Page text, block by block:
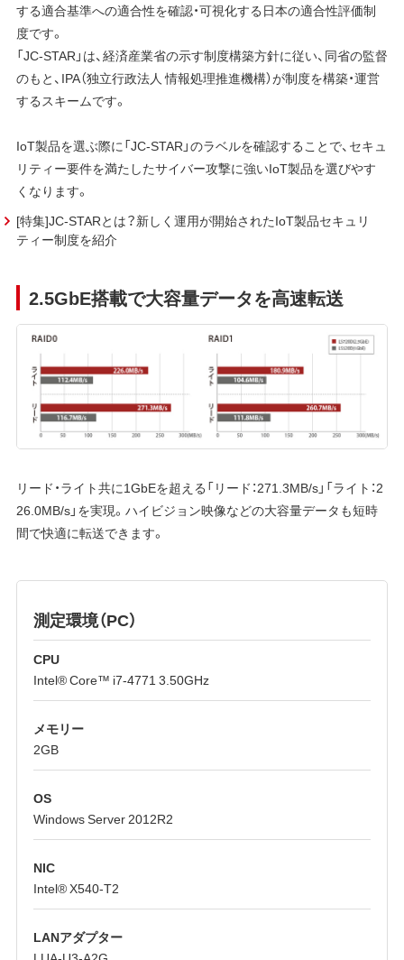
する適合基準への適合性を確認・可視化する日本の適合性評価制
度です。
「JC-STAR」は、経済産業省の示す制度構築方針に従い、同省の監督
のもと、IPA（独立行政法人 情報処理推進機構）が制度を構築・運営
するスキームです。
IoT製品を選ぶ際に「JC-STAR」のラベルを確認することで、セキュ
リティー要件を満たしたサイバー攻撃に強いIoT製品を選びやす
くなります。
[特集]JC-STARとは？新しく運用が開始されたIoT製品セキュリ
ティー制度を紹介
2.5GbE搭載で大容量データを高速転送
リード・ライト共に1GbEを超える「リード：271.3MB/s」「ライト：2
26.0MB/s」を実現。ハイビジョン映像などの大容量データも短時
間で快適に転送できます。
測定環境（PC）
CPU
Intel® Core™ i7-4771 3.50GHz
メモリー
2GB
OS
Windows Server 2012R2
NIC
Intel® X540-T2
LANアダプター